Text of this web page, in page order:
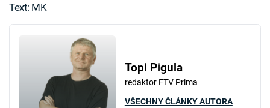
Text: MK
Topi Pigula
redaktor FTV Prima
VŠECHNY ČLÁNKY AUTORA